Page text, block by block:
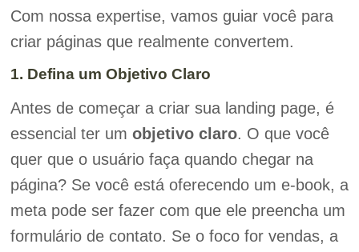
Com nossa expertise, vamos guiar você para
criar páginas que realmente convertem.
1. Defina um Objetivo Claro
Antes de começar a criar sua landing page, é
essencial ter um objetivo claro. O que você
quer que o usuário faça quando chegar na
página? Se você está oferecendo um e-book, a
meta pode ser fazer com que ele preencha um
formulário de contato. Se o foco for vendas, a